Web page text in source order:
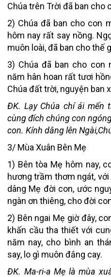
Chúa trên Trời đã ban cho
2) Chúa đã ban cho con
hôm nay rất say nồng.
muôn loài, đã ban cho thế
3) Chúa đã ban cho con
năm hân hoan rất tươi
Chúa đất trời, nguyện ban
ĐK. Lạy Chúa chí ái mến
cùng đích chúng con
con. Kính dâng lên
3/ Mùa Xuân Bên Mẹ
1) Bên tòa Mẹ hôm nay,
hương trầm thơm ngát,
dâng Mẹ đời con, ước
ngàn ơn thiêng, cho đời
2) Bên ngai Mẹ giờ đây,
khấn cầu tha thiết với
năm nay, cho bình an
say, lo gì muôn đắng cay.
ĐK. Ma-ri-a Mẹ là mùa